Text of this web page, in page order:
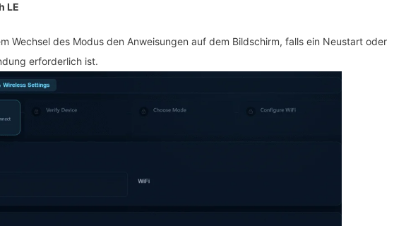
LE
Wechsel des Modus den Anweisungen auf dem Bildschirm, falls ein Neustart oder
erforderlich ist.